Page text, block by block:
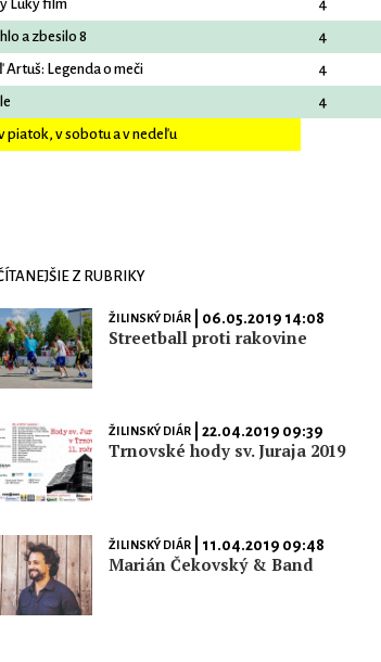
Luky film
4
a zbesilo 8
4
Artuš: Legenda o meči
4
4
piatok, v sobotu a v nedeľu
Z RUBRIKY
ŽILINSKÝ DIÁR| 06.05.2019 14:08
Streetball proti rakovine
ŽILINSKÝ DIÁR| 22.04.2019 09:39
Trnovské hody sv. Juraja 2019
ŽILINSKÝ DIÁR| 11.04.2019 09:48
Marián Čekovský & Band